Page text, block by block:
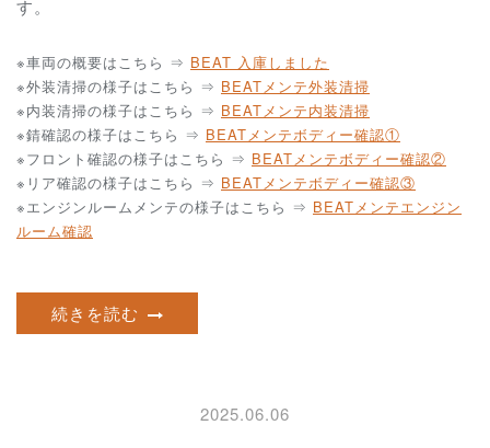
す。
※車両の概要はこちら ⇒ BEAT 入庫しました
※外装清掃の様子はこちら ⇒ BEATメンテ外装清掃
※内装清掃の様子はこちら ⇒ BEATメンテ内装清掃
※錆確認の様子はこちら ⇒ BEATメンテボディー確認①
※フロント確認の様子はこちら ⇒ BEATメンテボディー確認②
※リア確認の様子はこちら ⇒ BEATメンテボディー確認③
※エンジンルームメンテの様子はこちら ⇒ BEATメンテエンジン
ルーム確認
続きを読む
2025.06.06